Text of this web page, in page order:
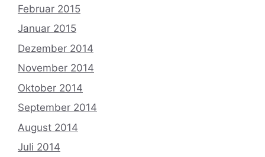
Februar 2015
Januar 2015
Dezember 2014
November 2014
Oktober 2014
September 2014
August 2014
Juli 2014